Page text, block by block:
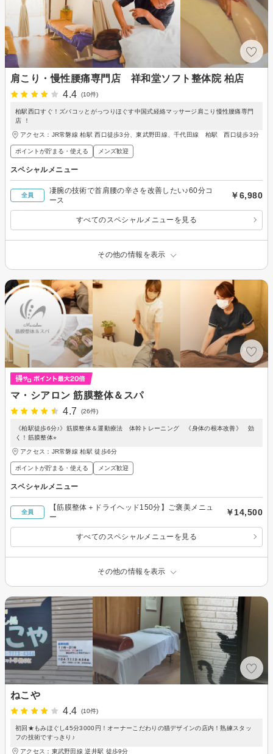
肩こり・慢性腰痛専門店 祥和堂ソフト整体院 柏店
4.4
(10件)
柏駅西口すぐ！ズバコッとがっつりほぐす中国式経絡マッサージ肩こり慢性腰痛専門
店 ！
アクセス：JR常磐線 柏駅 西口徒歩3分、東武野田線、千代田線 柏駅 西口徒歩3分
ポイントが貯まる・使える メンズ歓迎
スペシャルメニュー
全員
凄腕の技術で首肩腰の辛さを改善したい♪60分コ
ース
￥6,980
すべてのスペシャルメニューを見る
その他の情報を表示
マ・シアロン 筋膜整体＆スパ
4.7
(26件)
《柏駅徒歩6分♪》筋膜整体＆運動療法 体幹トレーニング 《身体の根本改善》 効
く！筋膜整体⭐︎
アクセス：JR常磐線 柏駅 徒歩6分
ポイントが貯まる・使える メンズ歓迎
スペシャルメニュー
全員
【筋膜整体＋ドライヘッド150分】ご褒美メニュ
ー
￥14,500
すべてのスペシャルメニューを見る
その他の情報を表示
ねこや
4.4
(10件)
初回★もみほぐし45分3000円！オーナーこだわりの猫デザインの店内！熟練スタッ
フの技術ですっきり♪
アクセス：東武野田線 逆井駅 徒歩9分